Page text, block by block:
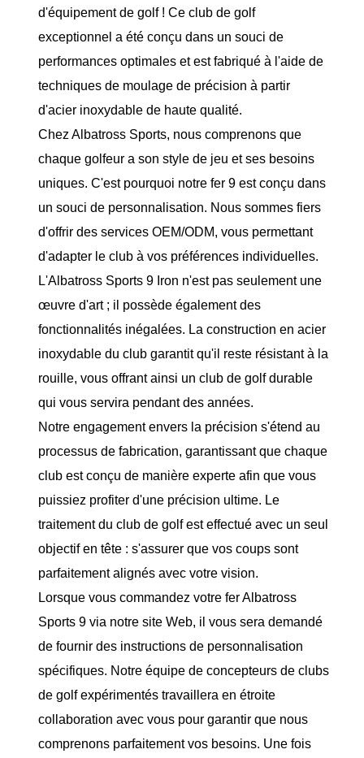
d'équipement de golf ! Ce club de golf
exceptionnel a été conçu dans un souci de
performances optimales et est fabriqué à l'aide de
techniques de moulage de précision à partir
d'acier inoxydable de haute qualité.
Chez Albatross Sports, nous comprenons que
chaque golfeur a son style de jeu et ses besoins
uniques. C'est pourquoi notre fer 9 est conçu dans
un souci de personnalisation. Nous sommes fiers
d'offrir des services OEM/ODM, vous permettant
d'adapter le club à vos préférences individuelles.
L'Albatross Sports 9 Iron n'est pas seulement une
œuvre d'art ; il possède également des
fonctionnalités inégalées. La construction en acier
inoxydable du club garantit qu'il reste résistant à la
rouille, vous offrant ainsi un club de golf durable
qui vous servira pendant des années.
Notre engagement envers la précision s'étend au
processus de fabrication, garantissant que chaque
club est conçu de manière experte afin que vous
puissiez profiter d'une précision ultime. Le
traitement du club de golf est effectué avec un seul
objectif en tête : s'assurer que vos coups sont
parfaitement alignés avec votre vision.
Lorsque vous commandez votre fer Albatross
Sports 9 via notre site Web, il vous sera demandé
de fournir des instructions de personnalisation
spécifiques. Notre équipe de concepteurs de clubs
de golf expérimentés travaillera en étroite
collaboration avec vous pour garantir que nous
comprenons parfaitement vos besoins. Une fois